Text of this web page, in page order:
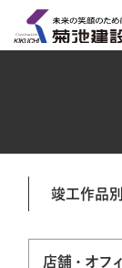
竣工作品別
店舗・オフ